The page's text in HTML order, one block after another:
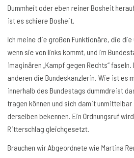
Dummheit oder eben reiner Bosheit
ist es schiere Bosheit.
Ich meine die großen Funktionäre, die
wenn sie von links kommt, und im
imaginären „Kampf gegen Rechts“
anderen die Bundeskanzlerin. Wie ist es
innerhalb des Bundestags dummdreist
tragen können und sich damit unmittelbar
derselben bekennen. Ein Ordnungsruf
Ritterschlag gleichgesetzt.
Brauchen wir Abgeordnete wie Martina